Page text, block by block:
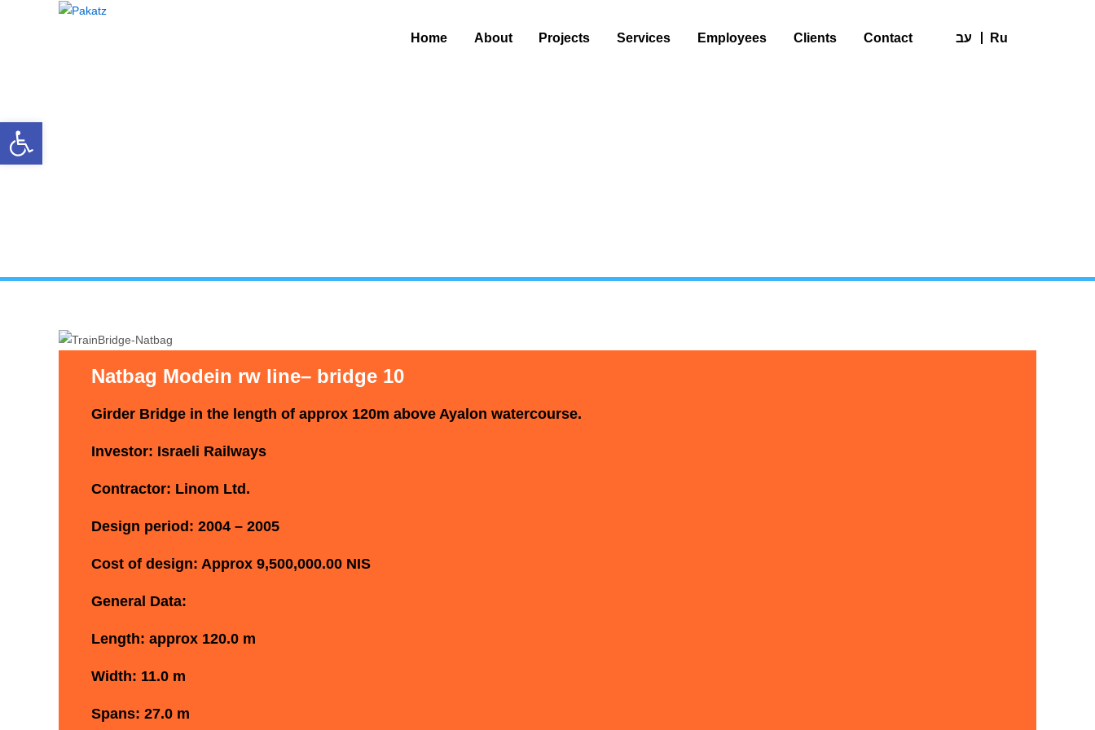
Home About Projects Services Employees Clients Contact עב Ru
Natbag Modein rw line– bridge 10
Girder Bridge in the length of approx 120m above Ayalon watercourse.
Investor: Israeli Railways
Contractor: Linom Ltd.
Design period: 2004 – 2005
Cost of design: Approx 9,500,000.00 NIS
General Data:
Length: approx 120.0 m
Width: 11.0 m
Spans: 27.0 m
Open toolbar